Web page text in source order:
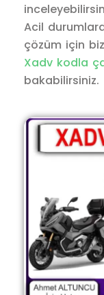
Acil
çözüm için
Xadv kodla
bakabilirsiniz.